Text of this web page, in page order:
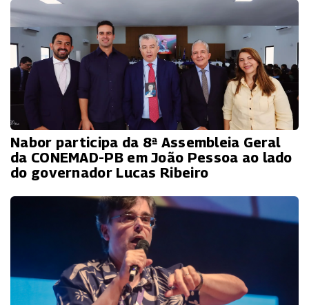
Nabor participa da 8ª Assembleia Geral
da CONEMAD-PB em João Pessoa ao lado
do governador Lucas Ribeiro